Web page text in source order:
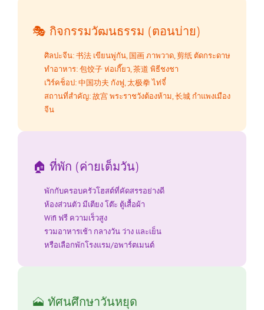
🎭 กิจกรรมวัฒนธรรม (ตอนบ่าย)
ศิลปะจีน: 书法 เขียนพู่กัน, 国画 ภาพวาด, 剪纸 ตัดกระดาษ
ทำอาหาร: 包饺子 ห่อเกี๊ยว, 茶道 พิธีชงชา
เวิร์คช็อป: 中国功夫 กังฟู, 太极拳 ไท่จี๋
สถานที่สำคัญ: 故宫 พระราชวังต้องห้าม, 长城 กำแพงเมือง
จีน
🏠 ที่พัก (ค่ายเต็มวัน)
พักกับครอบครัวโฮสต์ที่คัดสรรอย่างดี
ห้องส่วนตัว มีเตียง โต๊ะ ตู้เสื้อผ้า
Wifi ฟรี ความเร็วสูง
รวมอาหารเช้า กลางวัน ว่าง และเย็น
หรือเลือกพักโรงแรม/อพาร์ตเมนต์
🗻 ทัศนศึกษาวันหยุด